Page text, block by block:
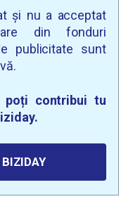
și nu a acceptat
din fonduri
publicitate sunt
poți contribui tu